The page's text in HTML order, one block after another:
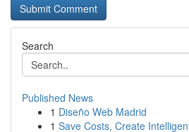
Search
Published News
1 Diseño Web Madrid
1 Save Costs, Create